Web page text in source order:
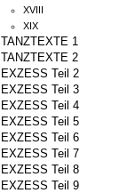
XVIII
XIX
TANZTEXTE 1
TANZTEXTE 2
EXZESS Teil 2
EXZESS Teil 3
EXZESS Teil 4
EXZESS Teil 5
EXZESS Teil 6
EXZESS Teil 7
EXZESS Teil 8
EXZESS Teil 9